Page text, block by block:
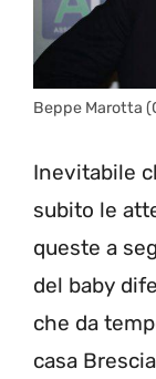
Beppe Marotta
Inevitabile
subito le
queste a
del baby
che da
casa